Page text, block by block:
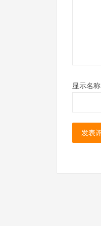
显示名称